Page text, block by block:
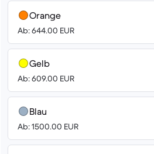
Orange
Ab: 644.00 EUR
Gelb
Ab: 609.00 EUR
Blau
Ab: 1500.00 EUR